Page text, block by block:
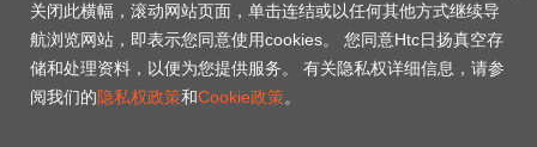
关闭此横幅，滚动网站页面，单击连结或以任何其他方式继续导
航浏览网站，即表示您同意使用cookies。 您同意Htc日扬真空存
储和处理资料，以便为您提供服务。 有关隐私权详细信息，请参
阅我们的隐私权政策和Cookie政策。